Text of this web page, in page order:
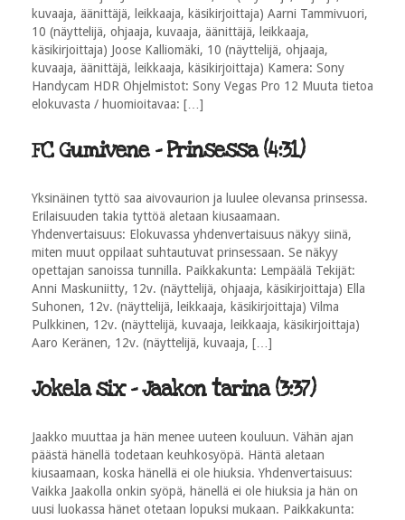
kuvaaja, äänittäjä, leikkaaja, käsikirjoittaja) Aarni Tammivuori,
10 (näyttelijä, ohjaaja, kuvaaja, äänittäjä, leikkaaja,
käsikirjoittaja) Joose Kalliomäki, 10 (näyttelijä, ohjaaja,
kuvaaja, äänittäjä, leikkaaja, käsikirjoittaja) Kamera: Sony
Handycam HDR Ohjelmistot: Sony Vegas Pro 12 Muuta tietoa
elokuvasta / huomioitavaa: […]
FC Gumivene - Prinsessa (4:31)
Yksinäinen tyttö saa aivovaurion ja luulee olevansa prinsessa.
Erilaisuuden takia tyttöä aletaan kiusaamaan.
Yhdenvertaisuus: Elokuvassa yhdenvertaisuus näkyy siinä,
miten muut oppilaat suhtautuvat prinsessaan. Se näkyy
opettajan sanoissa tunnilla. Paikkakunta: Lempäälä Tekijät:
Anni Maskuniitty, 12v. (näyttelijä, ohjaaja, käsikirjoittaja) Ella
Suhonen, 12v. (näyttelijä, leikkaaja, käsikirjoittaja) Vilma
Pulkkinen, 12v. (näyttelijä, kuvaaja, leikkaaja, käsikirjoittaja)
Aaro Keränen, 12v. (näyttelijä, kuvaaja, […]
Jokela six - Jaakon tarina (3:37)
Jaakko muuttaa ja hän menee uuteen kouluun. Vähän ajan
päästä hänellä todetaan keuhkosyöpä. Häntä aletaan
kiusaamaan, koska hänellä ei ole hiuksia. Yhdenvertaisuus:
Vaikka Jaakolla onkin syöpä, hänellä ei ole hiuksia ja hän on
uusi luokassa hänet otetaan lopuksi mukaan. Paikkakunta: